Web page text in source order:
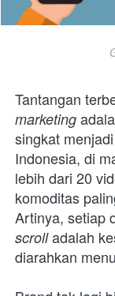
Tantangan
marketing
singkat
Indonesia, di
lebih dari 20
komoditas
Artinya, setiap
scroll adalah
diarahkan